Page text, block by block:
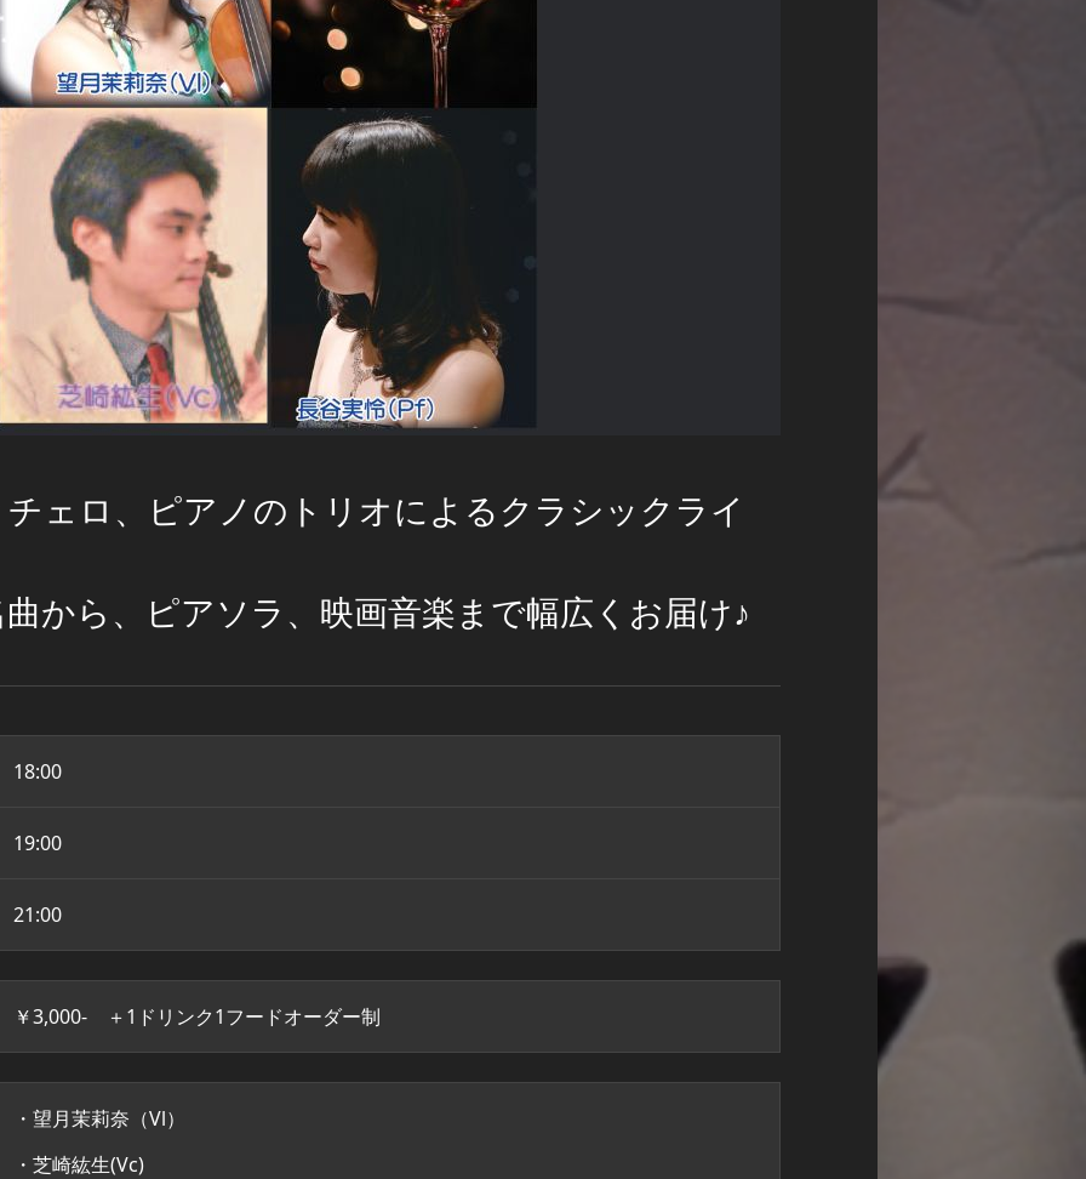
ェロ、ピアノのトリオによるクラシックライ
から、ピアソラ、映画音楽まで幅広くお届け♪
18:00
19:00
21:00
￥3,000- ＋1ドリンク1フードオーダー制
・望月茉莉奈（Vl）
・芝崎紘生(Vc)